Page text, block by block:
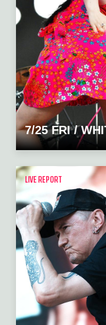
7/25 FRI /
LIVE REPORT